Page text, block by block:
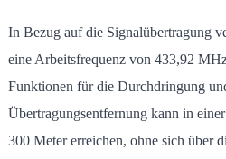
In Bezug auf die Signalübertragung
eine Arbeitsfrequenz von 433,92
Funktionen für die Durchdringung
Übertragungsentfernung kann in
300 Meter erreichen, ohne sich über